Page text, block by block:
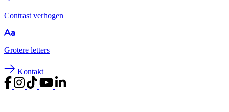
Contrast verhogen
Grotere letters
Kontakt